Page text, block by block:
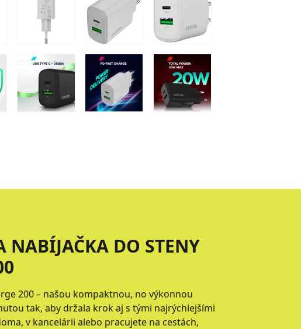
NABÍJAČKA DO STENY
200 – našou kompaktnou, no výkonnou
tak, aby držala krok aj s tými najrýchlejšími
v kancelárii alebo pracujete na cestách,